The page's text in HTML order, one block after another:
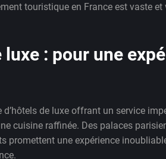
touristique en France est vaste et
luxe : pour une
d’hôtels de luxe offrant un service
cuisine raffinée. Des palaces
promettent une expérience